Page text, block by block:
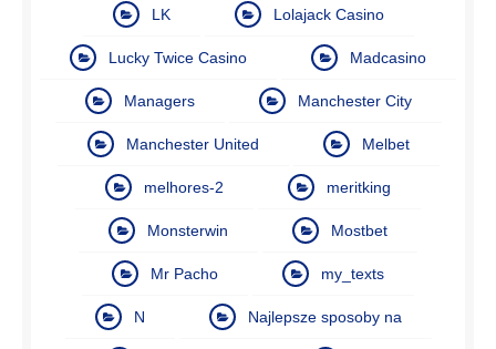
LK Lolajack Casino
Lucky Twice Casino Madcasino
Managers Manchester City
Manchester United Melbet
melhores-2 meritking
Monsterwin Mostbet
Mr Pacho my_texts
N Najlepsze sposoby na